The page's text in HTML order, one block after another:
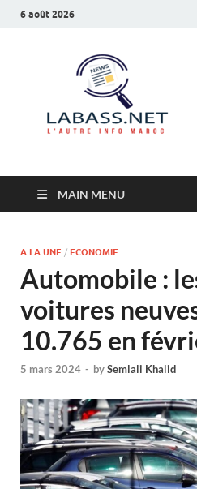
6 août 2026
MAIN MENU
A LA UNE / ECONOMIE
Automobile :
voitures
10.765 en
5 mars 2024 - bySemlali Khalid